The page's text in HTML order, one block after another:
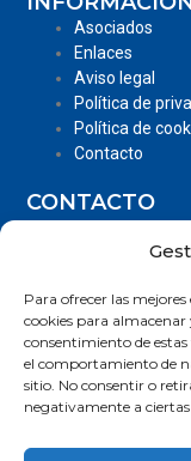
Para ofrecer las
cookies para almacenar
consentimiento de
el comportamiento de
sitio. No consentir o
negativamente a
Asociados
Enlaces
Aviso legal
Política de
Política de
Contacto
CONTACTO
Centro de
Córdoba.
957 96 67 52